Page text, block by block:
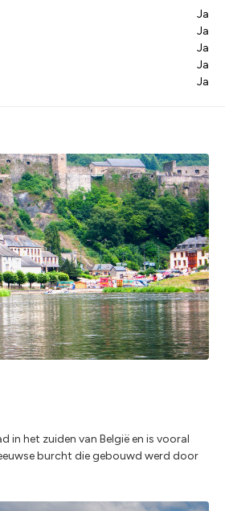
Ja
Ja
Ja
Ja
Ja
in het zuiden van België en is vooral
burcht die gebouwd werd door